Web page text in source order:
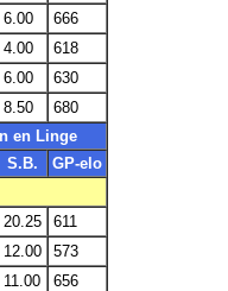
6.00
666
4.00
618
6.00
630
8.50
680
en Linge
S.B.
GP-elo
20.25
611
12.00
573
11.00
656